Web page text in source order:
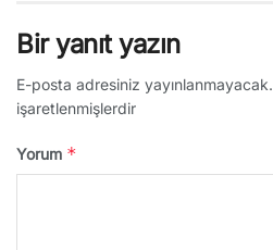
Bir yanıt yazın
E-posta adresiniz yayınlanmayacak.
işaretlenmişlerdir
Yorum *